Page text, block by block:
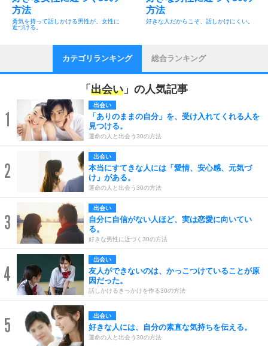
方法
勇気を持って話しかける男性が、女性に
近づける。
方法
好きな人だからこそ、話しかけにくい。
カテゴリランキング 総合ランキング
「 出会い 」の人気記事
1
出会い
「ありのままの自分」を、受け入れてくれる人を
見つける。
運命の人と出会う30の方法
2
出会い
本当にすてきな人には「愛情、安心感、元気づ
け」がある。
運命の人と出会う30の方法
3
出会い
自分に自信がない人ほど、実は恋愛に向いてい
る。
好きな男性に近づく30の方法
4
出会い
友人ができないのは、かっこつけていることが原
因だった。
話しかけるきっかけを作る30の方法
5 出会い
好きな人には、自分の素直な気持ちを伝える。
運命の人と出会う30の方法